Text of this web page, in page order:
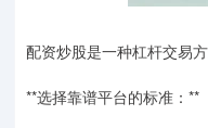
配资炒股是一种杠杆交易
**选择靠谱平台的标准：**